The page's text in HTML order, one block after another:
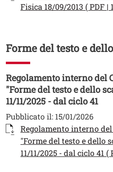
Fisica 18/09/2013 ( PDF |
Forme del testo e
Regolamento interno del
"Forme del testo e dello
11/11/2025 - dal ciclo 41
Pubblicato il: 15/01/2026
Documento
Regolamento interno
"Forme del testo e dello
11/11/2025 - dal ciclo 41 (